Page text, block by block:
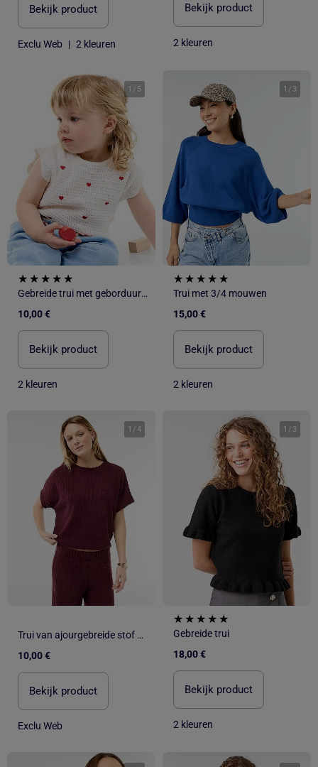
Bekijk product
Exclu Web | 2 kleuren
Bekijk product
2 kleuren
1 / 5
Gebreide trui met geborduurde hartjes
10,00 €
Bekijk product
2 kleuren
1 / 3
Trui met 3/4 mouwen
15,00 €
Bekijk product
2 kleuren
1 /4
Trui van ajourgebreide stof met korte mouwen
10,00 €
Bekijk product
Exclu Web
1 / 3
Gebreide trui
18,00 €
Bekijk product
2 kleuren